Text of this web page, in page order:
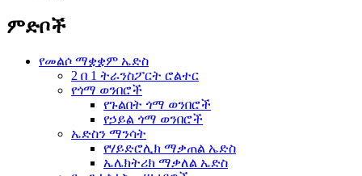
ምድቦች
የመልሶ ማቋቋም ኤድስ
2 በ 1 ትራንስፖርት ሮልተር
የጎማ ወንበሮች
የጉልበት ጎማ ወንበሮች
የኃይል ጎማ ወንበሮች
ኤድስን ማንሳት
የሃይድሮሊክ ማቃጠል ኤድስ
ኤሌክትሪክ ማቃለል ኤድስ